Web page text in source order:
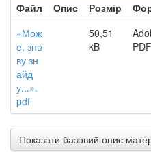
Файл
Опис Розмір
«Мож
е, зно
ву зн
айд
у...».
pdf
50,51
kB
PDF
Показати базовий опис